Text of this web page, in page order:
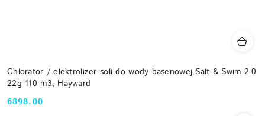
Chlorator / elektrolizer soli do wody basenowej Salt & Swim 2.0
22g 110 m3, Hayward
Cena:
6898.00